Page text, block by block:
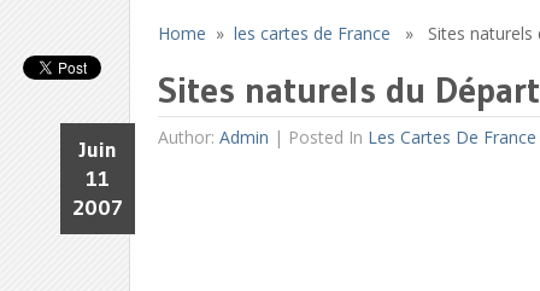
Home »les cartes de France » Sites naturels
Sites naturels du
Author:Admin |
Juin
11
2007
Posted In Les Cartes De France